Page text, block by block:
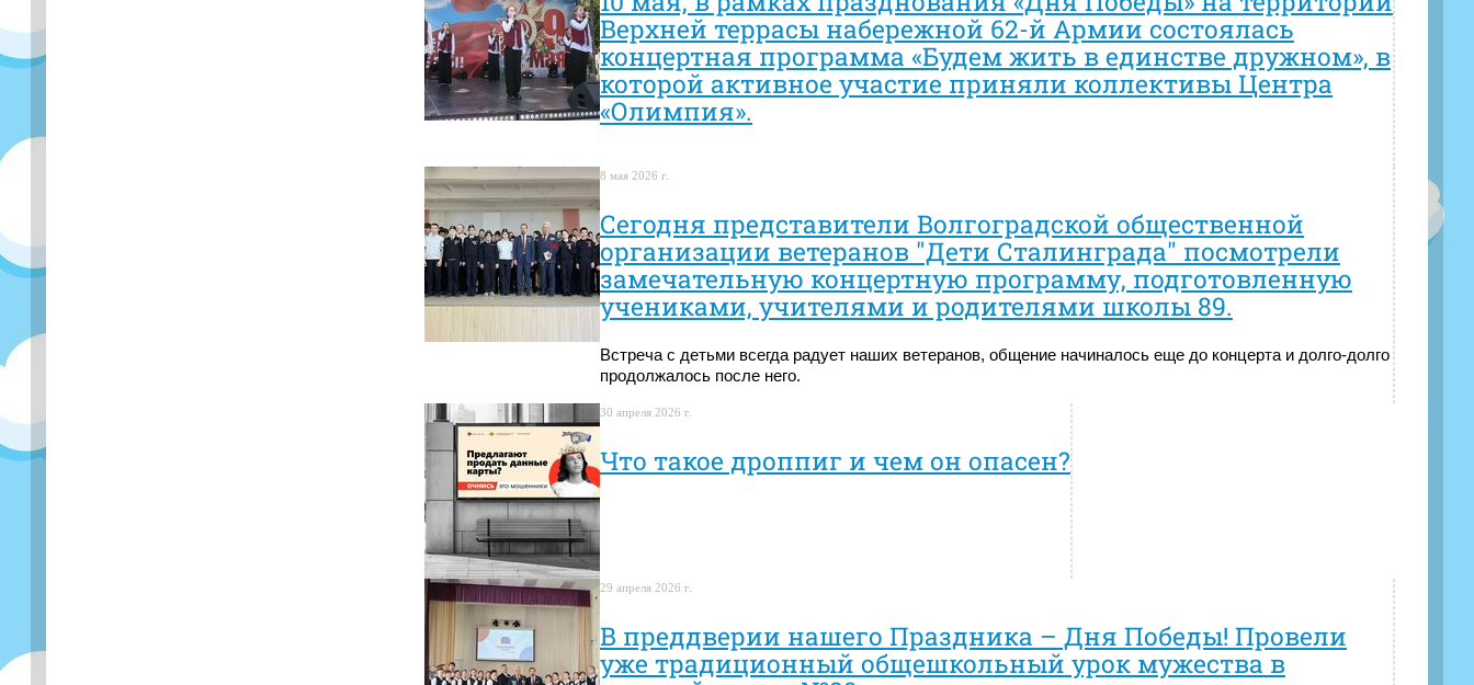
Верхней террасы набережной 62-й Армии состоялась
концертная программа «Будем жить в единстве дружном», в
которой активное участие приняли коллективы Центра
«Олимпия».
8 мая 2026 г.
Сегодня представители Волгоградской общественной
организации ветеранов "Дети Сталинграда" посмотрели
замечательную концертную программу, подготовленную
учениками, учителями и родителями школы 89.
Встреча с детьми всегда радует наших ветеранов, общение начиналось еще до концерта и долго-долго
продолжалось после него.
30 апреля 2026 г.
Что такое дроппиг и чем он опасен?
29 апреля 2026 г.
В преддверии нашего Праздника – Дня Победы! Провели
уже традиционный общешкольный урок мужества в